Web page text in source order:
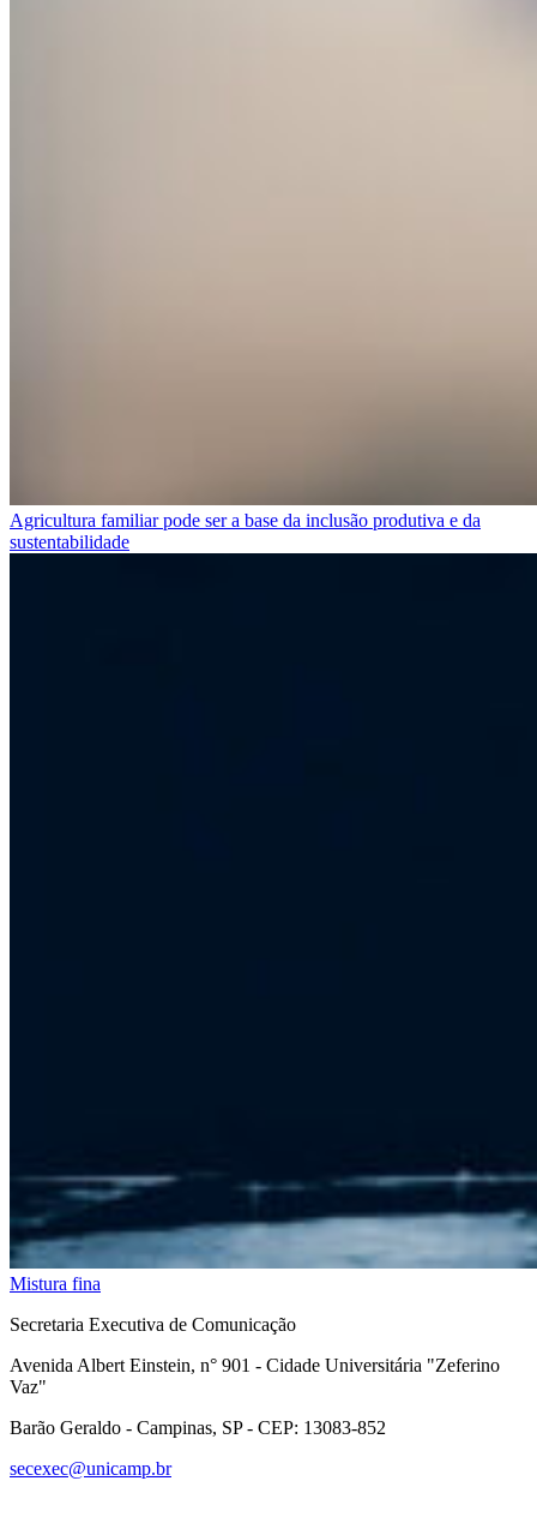
Agricultura familiar pode ser a base da inclusão produtiva e da
sustentabilidade
Mistura fina
Secretaria Executiva de Comunicação
Avenida Albert Einstein, n° 901 - Cidade Universitária "Zeferino
Vaz"
Barão Geraldo - Campinas, SP - CEP: 13083-852
secexec@unicamp.br